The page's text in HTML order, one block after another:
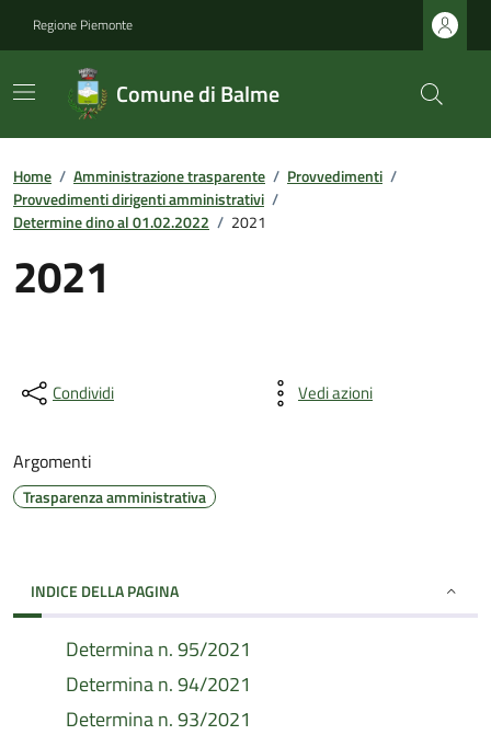
Regione Piemonte
Comune di Balme
Home / Amministrazione trasparente / Provvedimenti /
Provvedimenti dirigenti amministrativi /
Determine dino al 01.02.2022 / 2021
2021
Condividi Vedi azioni
Argomenti
Trasparenza amministrativa
INDICE DELLA PAGINA
Determina n. 95/2021
Determina n. 94/2021
Determina n. 93/2021